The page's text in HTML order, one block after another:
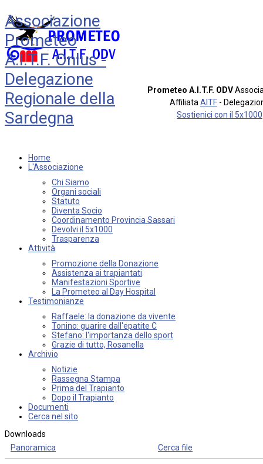
Associazione
Prometeo
A.I.T.F. Onlus -
Delegazione
Regionale della
Sardegna
Prometeo A.I.T.F. ODV
Affiliata AITF -
Sostienici con il 5x1000
Home
L'Associazione
Chi Siamo
Organi sociali
Statuto
Diventa Socio
Coordinamento Provincia Sassari
Devolvi il 5x1000
Trasparenza
Attività
Promozione della Donazione
Assistenza ai trapiantati
Manifestazioni Sportive
La Prometeo al Day Hospital
Testimonianze
Raffaele: la donazione da vivente
Tonino: guarire dall'epatite C
Stefano: l'importanza dello sport
Grazie di tutto, Rosanella
Archivio
Notizie
Rassegna Stampa
Prima del Trapianto
Dopo il Trapianto
Documenti
Cerca nel sito
Downloads
Panoramica
Cerca file